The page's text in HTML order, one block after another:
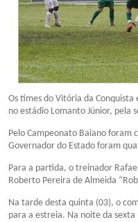
Os times do Vitória da
no estádio Lomanto Júnior, pela
Pelo Campeonato Baiano foram
Governador do Estado foram
Para a partida, o treinador
Roberto Pereira de Almeida
Na tarde desta quinta (03), o
para a estreia. Na noite da